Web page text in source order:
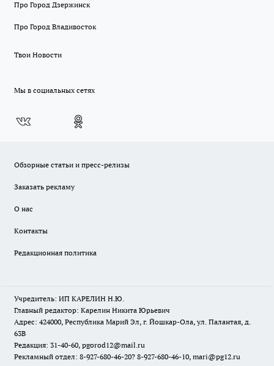
Про Город Дзержинск
Про Город Владивосток
Твои Новости
Мы в социальных сетях
Обзорные статьи и пресс-релизы
Заказать рекламу
О нас
Контакты
Редакционная политика
Учредитель: ИП КАРЕЛИН Н.Ю.
Главный редактор: Карелин Никита Юрьевич
Адрес: 424000, Республика Марий Эл, г. Йошкар-Ола, ул. Палантая, д.
63В
Редакция: 31-40-60, pgorod12@mail.ru
Рекламный отдел: 8-927-680-46-20? 8-927-680-46-10, mari@pg12.ru